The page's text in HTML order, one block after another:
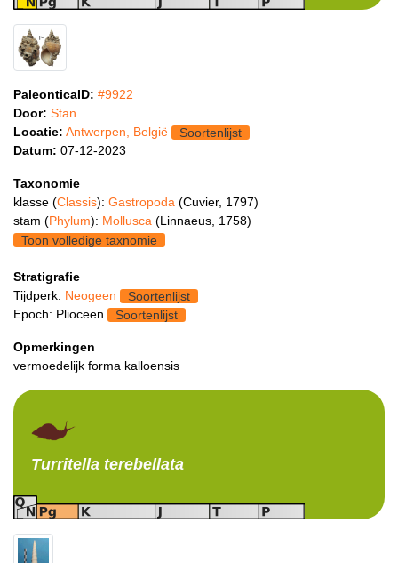
PaleonticaID: #9922
Door: Stan
Locatie: Antwerpen, België
Soortenlijst
Datum: 07-12-2023
Taxonomie
klasse (Classis): Gastropoda (Cuvier, 1797)
stam (Phylum): Mollusca (Linnaeus, 1758)
Toon volledige taxnomie
Stratigrafie
Tijdperk: Neogeen
Soortenlijst
Epoch: Plioceen
Soortenlijst
Opmerkingen
vermoedelijk forma kalloensis
Turritella terebellata